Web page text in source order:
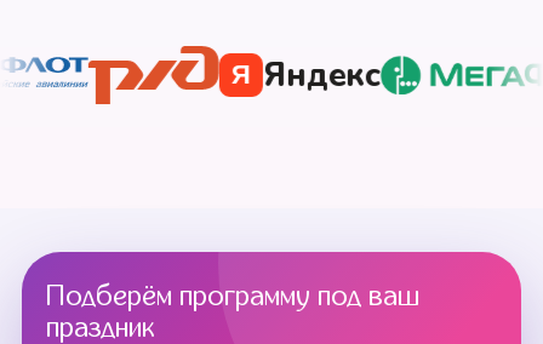
Я Яндекс
Подберём программу под ваш
праздник